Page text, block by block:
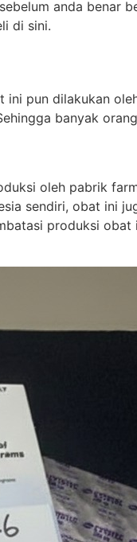
anda benar
di sini.
pun dilakukan
banyak
oleh pabrik
sendiri, obat ini
produksi obat